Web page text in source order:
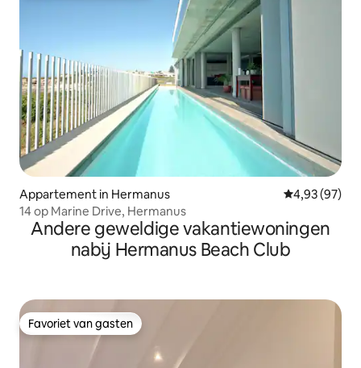
Appartement in Hermanus Gemiddelde
4,93 (97)
14 op Marine Drive, Hermanus
Andere geweldige vakantiewoningen
nabij Hermanus Beach Club
Favoriet van gasten
Favoriet van gasten